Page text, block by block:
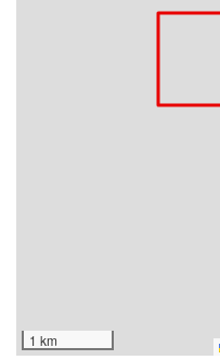
1 km